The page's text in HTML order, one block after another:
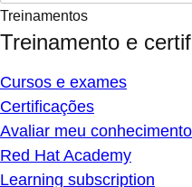
Treinamentos
Treinamento e
Cursos e exames
Certificações
Avaliar meu conhecimento
Red Hat Academy
Learning subscription